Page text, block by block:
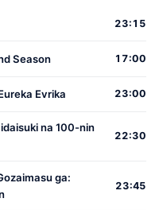
23:15
Season 17:00
Evrika 23:00
na 100-nin
22:30
ga:
23:45